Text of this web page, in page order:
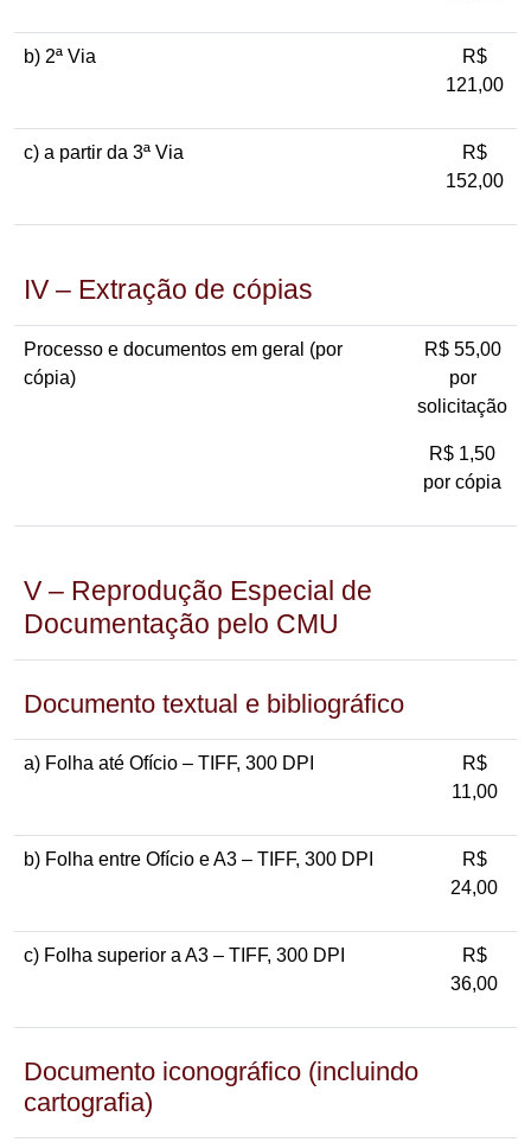
b) 2ª Via
R$
121,00
c) a partir da 3ª Via
R$
152,00
IV – Extração de cópias
Processo e documentos em geral (por
cópia)
R$ 55,00
por
solicitação
R$ 1,50
por cópia
V – Reprodução Especial de
Documentação pelo CMU
Documento textual e bibliográfico
a) Folha até Ofício – TIFF, 300 DPI
R$
11,00
b) Folha entre Ofício e A3 – TIFF, 300 DPI
R$
24,00
c) Folha superior a A3 – TIFF, 300 DPI
R$
36,00
Documento iconográfico (incluindo
cartografia)